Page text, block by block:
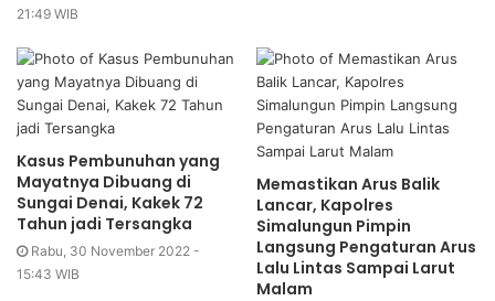
21:49 WIB
Kasus Pembunuhan yang
Mayatnya Dibuang di
Sungai Denai, Kakek 72
Tahun jadi Tersangka
Rabu, 30 November 2022 -
15:43 WIB
Memastikan Arus Balik
Lancar, Kapolres
Simalungun Pimpin
Langsung Pengaturan Arus
Lalu Lintas Sampai Larut
Malam